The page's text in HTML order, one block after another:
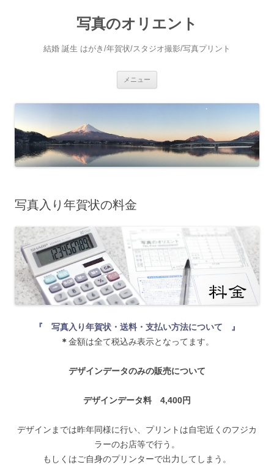
写真のオリエント
結婚 誕生 はがき/年賀状/スタジオ撮影/写真プリント
メニュー
ッ
プ
写真入り年賀状の料金
『 写真入り年賀状・送料・支払い方法について 』
＊金額は全て税込み表示となってます。
デザインデータのみの販売について
デザインデータ料 4,400円
デザインまでは昨年同様に行い、プリントは自宅近くのフジカ
ラーのお店等で行う。
もしくはご自身のプリンターで出力してしまう。